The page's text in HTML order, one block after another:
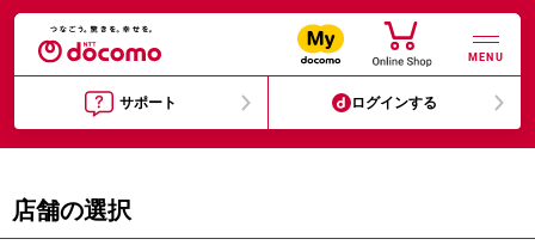
MENU
サポート ログインする
店舗の選択